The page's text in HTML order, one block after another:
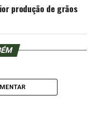
produção de grãos